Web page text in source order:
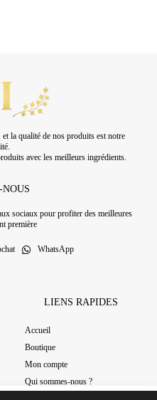
la qualité de nos produits est notre
avec les meilleurs ingrédients.
sociaux pour profiter des meilleures
première
WhatsApp
LIENS RAPIDES
Accueil
Boutique
Mon compte
Qui sommes-nous ?